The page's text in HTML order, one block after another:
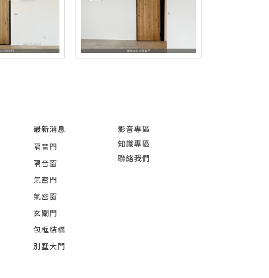
最新消息
隔音門
隔音窗
氣密門
氣密窗
玄關門
包框結構
別墅大門
影音專區
知識專區
聯絡我們